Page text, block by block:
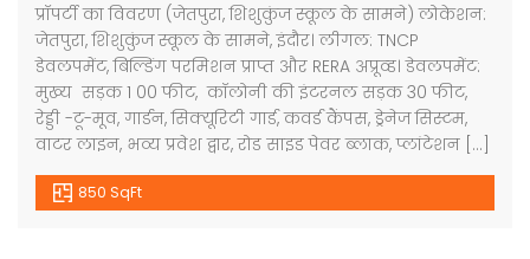
प्रॉपर्टी का विवरण (जेतपुरा, शिशुकुंज स्कूल के सामने) लोकेशन:
जेतपुरा, शिशुकुंज स्कूल के सामने, इंदौर। लीगल: TNCP
डेवलपमेंट, बिल्डिंग परमिशन प्राप्त और RERA अप्रूव्ड। डेवलपमेंट:
मुख्य सड़क 1 00 फीट, कॉलोनी की इंटरनल सड़क 30 फीट,
रेड्डी -टू-मूव, गार्डन, सिक्यूरिटी गार्ड, कवर्ड कैंपस, ड्रेनेज सिस्टम,
वाटर लाइन, भव्य प्रवेश द्वार, रोड साइड पेवर ब्लाक, प्लांटेशन […]
850 SqFt